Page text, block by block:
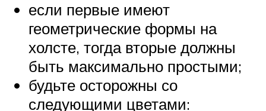
если первые имеют
геометрические формы на
холсте, тогда вторые должны
быть максимально простыми;
будьте осторожны со
следующими цветами: